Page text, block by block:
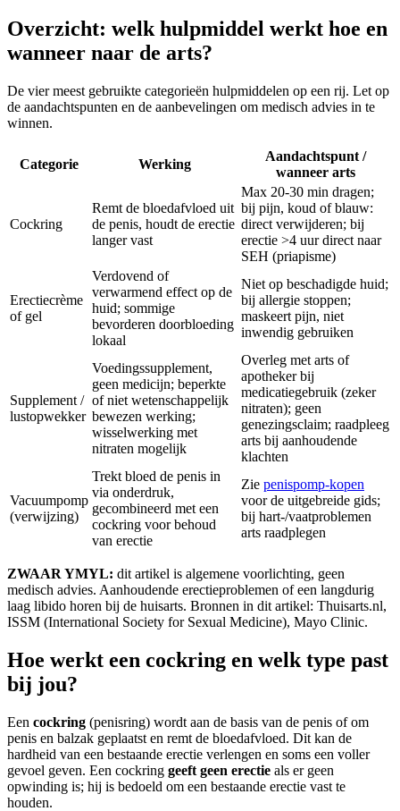
Overzicht: welk hulpmiddel werkt hoe en
wanneer naar de arts?
De vier meest gebruikte categorieën hulpmiddelen op een rij. Let op
de aandachtspunten en de aanbevelingen om medisch advies in te
winnen.
Categorie Werking
Aandachtspunt /
wanneer arts
Cockring
Remt de bloedafvloed uit
de penis, houdt de erectie
langer vast
Max 20-30 min dragen;
bij pijn, koud of blauw:
direct verwijderen; bij
erectie >4 uur direct naar
SEH (priapisme)
Erectiecrème
of gel
Verdovend of
verwarmend effect op de
huid; sommige
bevorderen doorbloeding
lokaal
Niet op beschadigde huid;
bij allergie stoppen;
maskeert pijn, niet
inwendig gebruiken
Supplement /
lustopwekker
Voedingssupplement,
geen medicijn; beperkte
of niet wetenschappelijk
bewezen werking;
wisselwerking met
nitraten mogelijk
Overleg met arts of
apotheker bij
medicatiegebruik (zeker
nitraten); geen
genezingsclaim; raadpleeg
arts bij aanhoudende
klachten
Vacuumpomp
(verwijzing)
Trekt bloed de penis in
via onderdruk,
gecombineerd met een
cockring voor behoud
van erectie
Zie penispomp-kopen
voor de uitgebreide gids;
bij hart-/vaatproblemen
arts raadplegen
ZWAAR YMYL: dit artikel is algemene voorlichting, geen
medisch advies. Aanhoudende erectieproblemen of een langdurig
laag libido horen bij de huisarts. Bronnen in dit artikel: Thuisarts.nl,
ISSM (International Society for Sexual Medicine), Mayo Clinic.
Hoe werkt een cockring en welk type past
bij jou?
Een cockring (penisring) wordt aan de basis van de penis of om
penis en balzak geplaatst en remt de bloedafvloed. Dit kan de
hardheid van een bestaande erectie verlengen en soms een voller
gevoel geven. Een cockring geeft geen erectie als er geen
opwinding is; hij is bedoeld om een bestaande erectie vast te
houden.